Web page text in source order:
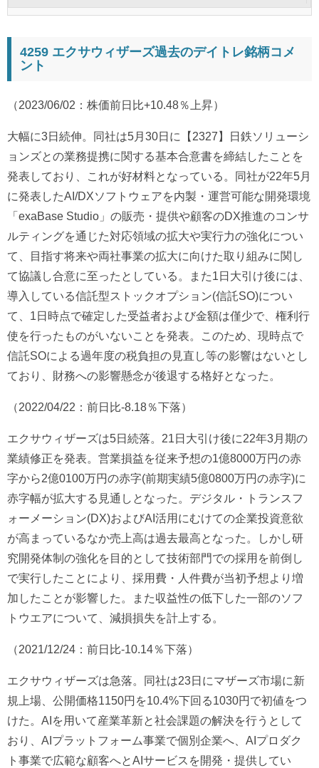
4259 エクサウィザーズ過去のデイトレ銘柄コメ
ント
（2023/06/02：株価前日比+10.48％上昇）
大幅に3日続伸。同社は5月30日に【2327】日鉄ソリューシ
ョンズとの業務提携に関する基本合意書を締結したことを
発表しており、これが好材料となっている。同社が22年5月
に発表したAI/DXソフトウェアを内製・運営可能な開発環境
「exaBase Studio」の販売・提供や顧客のDX推進のコンサ
ルティングを通じた対応領域の拡大や実行力の強化につい
て、目指す将来や両社事業の拡大に向けた取り組みに関し
て協議し合意に至ったとしている。また1日大引け後には、
導入している信託型ストックオプション(信託SO)につい
て、1日時点で確定した受益者および金額は僅少で、権利行
使を行ったものがいないことを発表。このため、現時点で
信託SOによる過年度の税負担の見直し等の影響はないとし
ており、財務への影響懸念が後退する格好となった。
（2022/04/22：前日比-8.18％下落）
エクサウィザーズは5日続落。21日大引け後に22年3月期の
業績修正を発表。営業損益を従来予想の1億8000万円の赤
字から2億0100万円の赤字(前期実績5億0800万円の赤字)に
赤字幅が拡大する見通しとなった。デジタル・トランスフ
ォーメーション(DX)およびAI活用にむけての企業投資意欲
が高まっているなか売上高は過去最高となった。しかし研
究開発体制の強化を目的として技術部門での採用を前倒し
で実行したことにより、採用費・人件費が当初予想より増
加したことが影響した。また収益性の低下した一部のソフ
トウエアについて、減損損失を計上する。
（2021/12/24：前日比-10.14％下落）
エクサウィザーズは急落。同社は23日にマザーズ市場に新
規上場、公開価格1150円を10.4%下回る1030円で初値をつ
けた。AIを用いて産業革新と社会課題の解決を行うとして
おり、AIプラットフォーム事業で個別企業へ、AIプロダク
ト事業で広範な顧客へとAIサービスを開発・提供してい